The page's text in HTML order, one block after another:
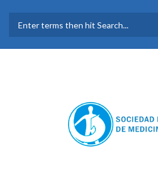
FORMULARIO DE
BÚSQUEDA